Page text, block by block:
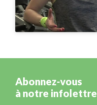
Abonnez-vous
à notre infolettre